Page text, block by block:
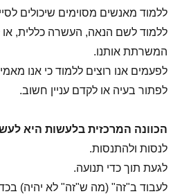
ללמוד מאנשים מסוימים שיכולים
ללמוד לשם הנאה, העשרה כללית,
המשרתת אותנו.
לפעמים אנו רוצים ללמוד כי אנו
לפתור בעיה או לקדם עניין חשוב.
הכוונה המרכזית בלעשות היא
לנסות ולהתנסות.
לגעת תוך כדי תנועה.
לעבוד ב"זה" (מה ש"זה" לא יהיה)